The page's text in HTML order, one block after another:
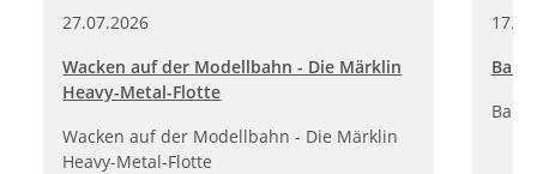
27.07.2026
Wacken auf der Modellbahn - Die Märklin
Heavy-Metal-Flotte
Wacken auf der Modellbahn - Die Märklin
Heavy-Metal-Flotte